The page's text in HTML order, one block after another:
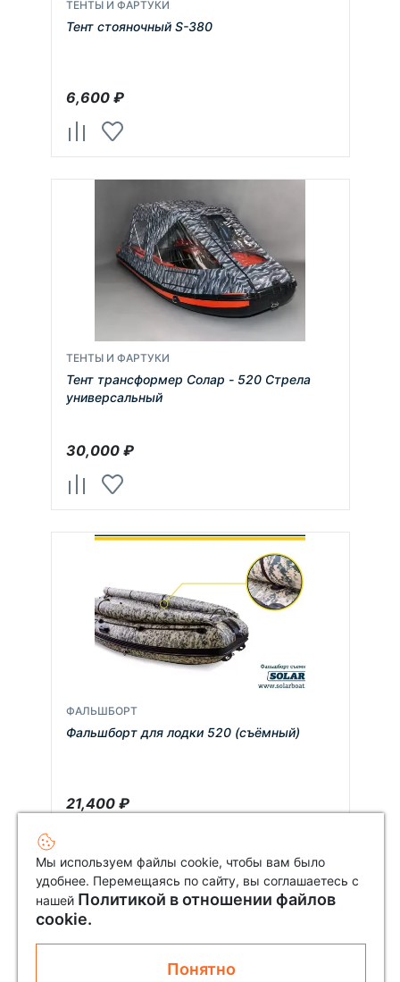
ТЕНТЫ И ФАРТУКИ
Тент стояночный S-380
6,600₽
ТЕНТЫ И ФАРТУКИ
Тент трансформер Солар - 520 Стрела
универсальный
30,000₽
ФАЛЬШБОРТ
Фальшборт для лодки 520 (съёмный)
21,400₽
Мы используем файлы cookie, чтобы вам было
удобнее. Перемещаясь по сайту, вы соглашаетесь с
нашей Политикой в отношении файлов
cookie.
Понятно